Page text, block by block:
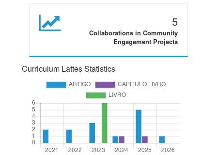
5
Collaborations in Community
Engagement Projects
Curriculum Lattes Statistics